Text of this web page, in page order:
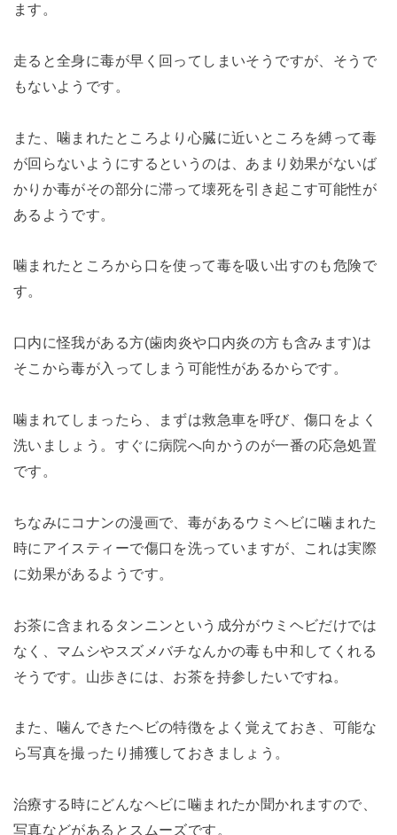
ます。
走ると全身に毒が早く回ってしまいそうですが、そうで
もないようです。
また、噛まれたところより心臓に近いところを縛って毒
が回らないようにするというのは、あまり効果がないば
かりか毒がその部分に滞って壊死を引き起こす可能性が
あるようです。
噛まれたところから口を使って毒を吸い出すのも危険で
す。
口内に怪我がある方(歯肉炎や口内炎の方も含みます)は
そこから毒が入ってしまう可能性があるからです。
噛まれてしまったら、まずは救急車を呼び、傷口をよく
洗いましょう。すぐに病院へ向かうのが一番の応急処置
です。
ちなみにコナンの漫画で、毒があるウミヘビに噛まれた
時にアイスティーで傷口を洗っていますが、これは実際
に効果があるようです。
お茶に含まれるタンニンという成分がウミヘビだけでは
なく、マムシやスズメバチなんかの毒も中和してくれる
そうです。山歩きには、お茶を持参したいですね。
また、噛んできたヘビの特徴をよく覚えておき、可能な
ら写真を撮ったり捕獲しておきましょう。
治療する時にどんなヘビに噛まれたか聞かれますので、
写真などがあるとスムーズです。